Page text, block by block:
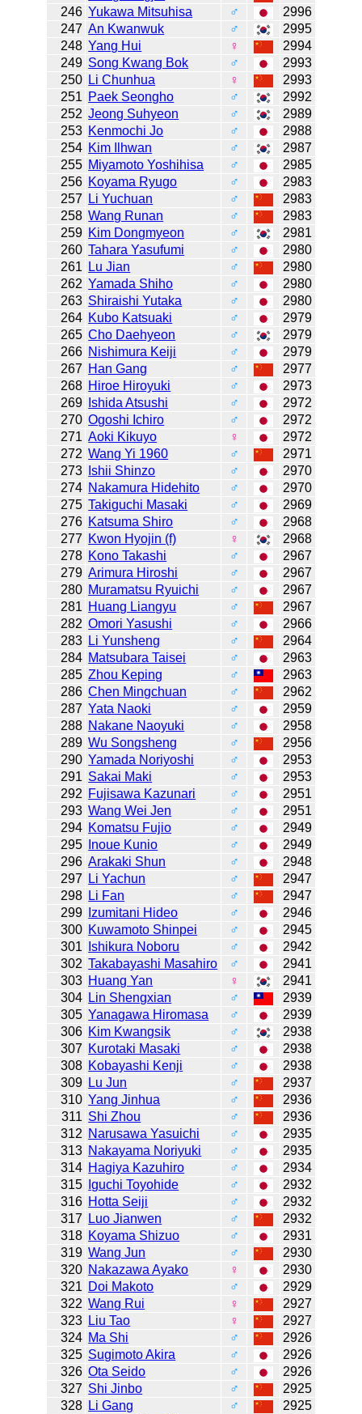
246 Yukawa Mitsuhisa ♂
2996
247 An Kwanwuk ♂
2995
248 Yang Hui ♀
2994
249 Song Kwang Bok ♂
2993
250 Li Chunhua ♀
2993
251 Paek Seongho ♂
2992
252 Jeong Suhyeon ♂
2989
253 Kenmochi Jo ♂
2988
254 Kim Ilhwan ♂
2987
255 Miyamoto Yoshihisa ♂
2985
256 Koyama Ryugo ♂
2983
257
Li Yuchuan ♂
2983
258 Wang Runan ♂
2983
259 Kim Dongmyeon ♂
2981
260 Tahara Yasufumi ♂
2980
261
Lu Jian ♂
2980
262 Yamada Shiho ♂
2980
263 Shiraishi Yutaka ♂
2980
264 Kubo Katsuaki ♂
2979
265 Cho Daehyeon ♂
2979
266 Nishimura Keiji ♂
2979
267 Han Gang ♂
2977
268 Hiroe Hiroyuki ♂
2973
269
Ishida Atsushi ♂
2972
270 Ogoshi Ichiro ♂
2972
271 Aoki Kikuyo ♀
2972
272 Wang Yi 1960 ♂
2971
273
Ishii Shinzo ♂
2970
274 Nakamura Hidehito ♂
2970
275 Takiguchi Masaki ♂
2969
276 Katsuma Shiro ♂
2968
277 Kwon Hyojin (f) ♀
2968
278 Kono Takashi ♂
2967
279 Arimura Hiroshi ♂
2967
280 Muramatsu Ryuichi ♂
2967
281 Huang Liangyu ♂
2967
282 Omori Yasushi ♂
2966
283 Li Yunsheng ♂
2964
284 Matsubara Taisei ♂
2963
285 Zhou Keping ♂
2963
286 Chen Mingchuan ♂
2962
287 Yata Naoki ♂
2959
288 Nakane Naoyuki ♂
2958
289 Wu Songsheng ♂
2956
290 Yamada Noriyoshi ♂
2953
291 Sakai Maki ♂
2953
292 Fujisawa Kazunari ♂
2951
293 Wang Wei Jen ♂
2951
294 Komatsu Fujio ♂
2949
295
Inoue Kunio ♂
2949
296 Arakaki Shun ♂
2948
297
Li Yachun ♂
2947
298 Li Fan ♂
2947
299
Izumitani Hideo ♂
2946
300 Kuwamoto Shinpei ♂
2945
301
Ishikura Noboru ♂
2942
302 Takabayashi Masahiro ♂
2941
303 Huang Yan ♀
2941
304 Lin Shengxian ♂
2939
305 Yanagawa Hiromasa ♂
2939
306 Kim Kwangsik ♂
2938
307 Kurotaki Masaki ♂
2938
308 Kobayashi Kenji ♂
2938
309 Lu Jun ♂
2937
310 Yang Jinhua ♂
2936
311 Shi Zhou ♂
2936
312 Narusawa Yasuichi ♂
2935
313 Nakayama Noriyuki ♂
2935
314 Hagiya Kazuhiro ♂
2934
315
Iguchi Toyohide ♂
2932
316 Hotta Seiji ♂
2932
317
Luo Jianwen ♂
2932
318 Koyama Shizuo ♂
2931
319 Wang Jun ♂
2930
320 Nakazawa Ayako ♀
2930
321 Doi Makoto ♂
2929
322 Wang Rui ♀
2927
323 Liu Tao ♀
2927
324 Ma Shi ♂
2926
325 Sugimoto Akira ♂
2926
326 Ota Seido ♂
2926
327 Shi Jinbo ♂
2925
328 Li Gang ♂
2925